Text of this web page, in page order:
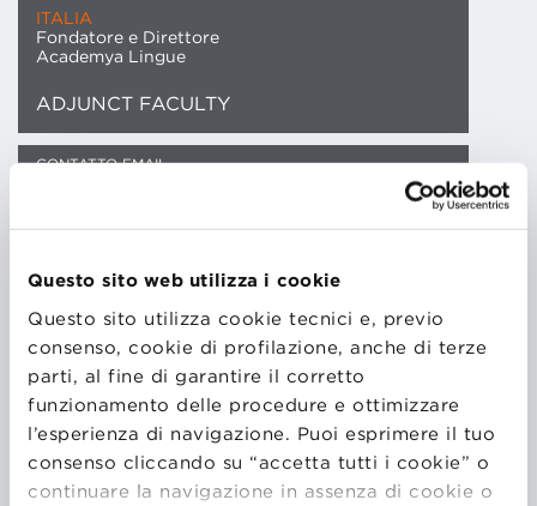
Questo sito web utilizza i cookie
Questo sito utilizza cookie tecnici e, previo
consenso, cookie di profilazione, anche di terze
parti, al fine di garantire il corretto
funzionamento delle procedure e ottimizzare
l’esperienza di navigazione. Puoi esprimere il tuo
consenso cliccando su “accetta tutti i cookie” o
continuare la navigazione in assenza di cookie o
ITALIA
Fondatore e Direttore
Academya Lingue
ADJUNCT FACULTY
CONTATTO EMAIL
di Academya Lingue (scuola di lingua italiana per
Bologna. Ha una laurea in Giurisprudenza e per molti
anni ha svolto la professione di avvocato sia in Italia
che negli Stati Uniti. È autore di grammatiche
d’italiano per stranieri e di romanzi. Possiede un
Master in italiano per apprendenti di lingua straniera
e ha insegnato sia in Italia che in California (U.S.A.),